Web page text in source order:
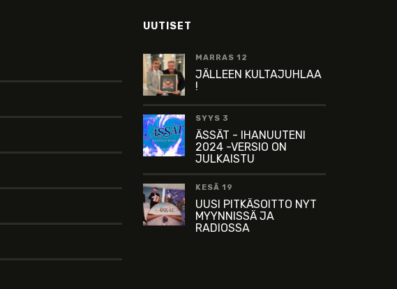
UUTISET
MARRAS 12
JÄLLEEN KULTAJUHLAA
!
SYYS 3
ÄSSÄT - IHANUUTENI
2024 -VERSIO ON
JULKAISTU
KESÄ 19
UUSI PITKÄSOITTO NYT
MYYNNISSÄ JA
RADIOSSA